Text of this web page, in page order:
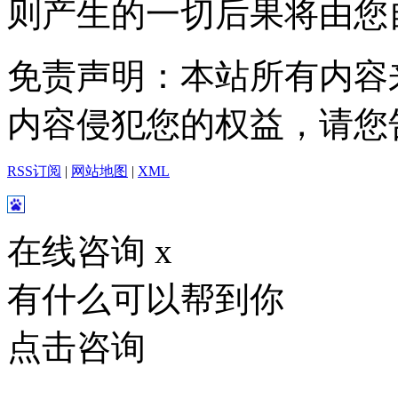
则产生的一切后果将由
免责声明：本站所有内
内容侵犯您的权益，请
RSS订阅 | 网站地图 | XML
在线咨询 x
有什么可以帮到你
点击咨询